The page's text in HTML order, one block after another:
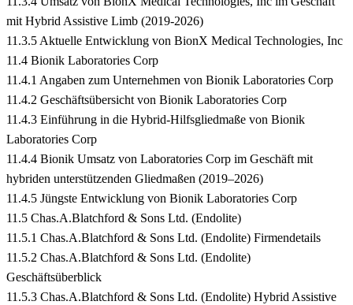
mit Hybrid Assistive Limb (2019-2026)
11.3.5 Aktuelle Entwicklung von BionX Medical Technologies, Inc
11.4 Bionik Laboratories Corp
11.4.1 Angaben zum Unternehmen von Bionik Laboratories Corp
11.4.2 Geschäftsübersicht von Bionik Laboratories Corp
11.4.3 Einführung in die Hybrid-Hilfsgliedmaße von Bionik
Laboratories Corp
11.4.4 Bionik Umsatz von Laboratories Corp im Geschäft mit
hybriden unterstützenden Gliedmaßen (2019–2026)
11.4.5 Jüngste Entwicklung von Bionik Laboratories Corp
11.5 Chas.A.Blatchford & Sons Ltd. (Endolite)
11.5.1 Chas.A.Blatchford & Sons Ltd. (Endolite) Firmendetails
11.5.2 Chas.A.Blatchford & Sons Ltd. (Endolite)
Geschäftsüberblick
11.5.3 Chas.A.Blatchford & Sons Ltd. (Endolite) Hybrid Assistive